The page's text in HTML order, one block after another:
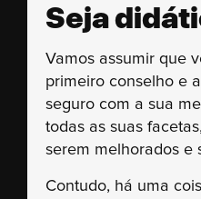
Seja
Vamos assumir que
primeiro conselho e
seguro com a sua
todas as suas
serem melhorados e
Contudo, há uma